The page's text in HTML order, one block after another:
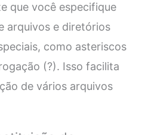
que você especifique
arquivos e diretórios
como asteriscos
(?). Isso facilita
de vários arquivos